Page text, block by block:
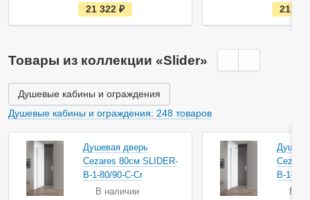
е
с
т
а
и
ч
и
и
21 322 21
Товары из коллекции «Slider»
Душевые кабины и ограждения
Душевые кабины и ограждения: 248 товаров
Душевая дверь
Cezares 80см SLIDER-
B-1-80/90-C-Cr
В наличии
B-1-90/
В